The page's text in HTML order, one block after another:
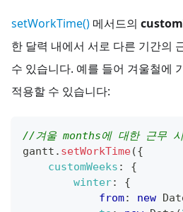
setWorkTime() 메서드의
한 달력 내에서 서로 다른 기간의
수 있습니다. 예를 들어 겨울철에
적용할 수 있습니다:
//겨울 months에 대한 근무
gantt . setWorkTime({
customWeeks :
{
winter:
{
from: new